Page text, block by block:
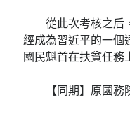
從此次考核之后
經成為習近平的一個
國民魁首在扶貧任務
【同期】原國